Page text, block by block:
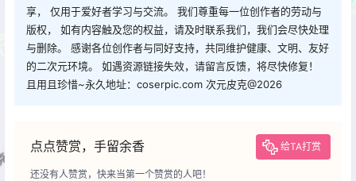
享， 仅用于爱好者学习与交流。 我们尊重每一位创作者的劳动与
版权， 如有内容触及您的权益，请及时联系我们，我们会尽快处理
与删除。 感谢各位创作者与同好支持，共同维护健康、文明、友好
的二次元环境。 如遇资源链接失效，请留言反馈，将尽快修复！
且用且珍惜~永久地址：coserpic.com 次元皮克@2026
点点赞赏，手留余香 给TA打赏
还没有人赞赏，快来当第一个赞赏的人吧！